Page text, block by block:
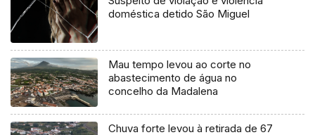
doméstica detido São Miguel
Mau tempo levou ao corte no
abastecimento de água no
concelho da Madalena
Chuva forte levou à retirada de 67